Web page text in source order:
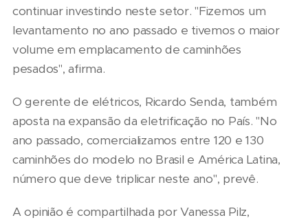
continuar investindo neste setor. "Fizemos um
levantamento no ano passado e tivemos o maior
volume em emplacamento de caminhões
pesados", afirma.
O gerente de elétricos, Ricardo Senda, também
aposta na expansão da eletrificação no País. "No
ano passado, comercializamos entre 120 e 130
caminhões do modelo no Brasil e América Latina,
número que deve triplicar neste ano", prevê.
A opinião é compartilhada por Vanessa Pilz,